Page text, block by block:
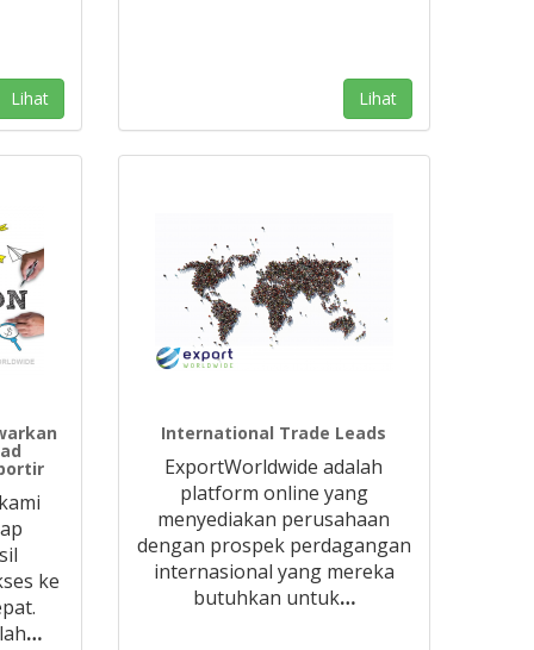
Lihat Lihat
ke
…
International Trade Leads
ExportWorldwide adalah
platform online yang
menyediakan perusahaan
dengan prospek perdagangan
internasional yang mereka
butuhkan untuk…